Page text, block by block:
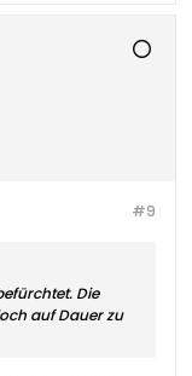
#9
Die
auf Dauer zu